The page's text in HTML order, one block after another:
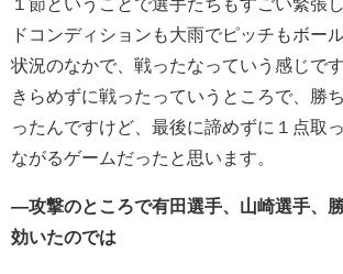
１節ということで選手たちもすごい緊張
ドコンディションも大雨でピッチもボー
状況のなかで、戦ったなっていう感じで
きらめずに戦ったっていうところで、勝
ったんですけど、最後に諦めずに１点取
ながるゲームだったと思います。
―攻撃のところで有田選手、山崎選手、
効いたのでは